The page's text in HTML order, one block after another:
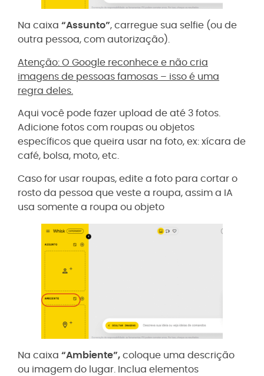
Na caixa “Assunto”, carregue sua selfie (ou de
outra pessoa, com autorização).
Atenção: O Google reconhece e não cria
imagens de pessoas famosas – isso é uma
regra deles.
Aqui você pode fazer upload de até 3 fotos.
Adicione fotos com roupas ou objetos
específicos que queira usar na foto, ex: xícara de
café, bolsa, moto, etc.
Caso for usar roupas, edite a foto para cortar o
rosto da pessoa que veste a roupa, assim a IA
usa somente a roupa ou objeto
Na caixa “Ambiente”, coloque uma descrição
ou imagem do lugar. Inclua elementos